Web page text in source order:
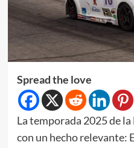
Spread the love
La temporada 2025 de
con un hecho relevante: